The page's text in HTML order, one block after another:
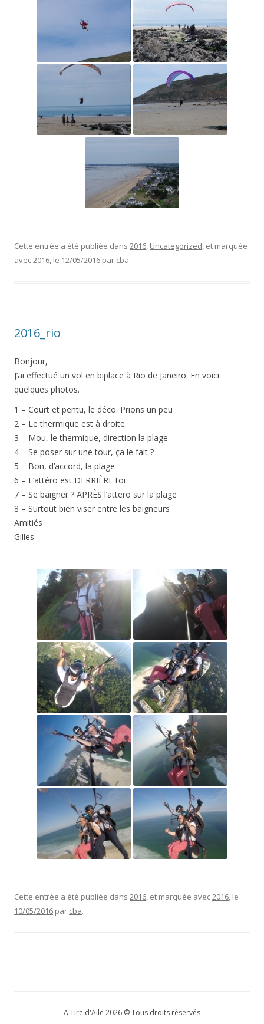
Cette entrée a été publiée dans 2016, Uncategorized, et marquée
avec2016, le 12/05/2016 par cba.
2016_rio
Bonjour,
J’ai effectué un vol en biplace à Rio de Janeiro. En voici
quelques photos.
1 – Court et pentu, le déco. Prions un peu
2 – Le thermique est à droite
3 – Mou, le thermique, direction la plage
4 – Se poser sur une tour, ça le fait ?
5 – Bon, d’accord, la plage
6 – L’attéro est DERRIÈRE toi
7 – Se baigner ? APRÈS l’attero sur la plage
8 – Surtout bien viser entre les baigneurs
Amitiés
Gilles
Cette entrée a été publiée dans 2016, et marquée avec2016, le
10/05/2016 par cba.
A Tire d'Aile 2026 © Tous droits réservés